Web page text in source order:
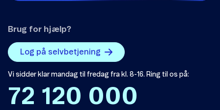
Brug for hjælp?
Log på selvbetjening
Vi sidder klar mandag til fredag fra kl. 8-16. Ring til os på:
72 120 000